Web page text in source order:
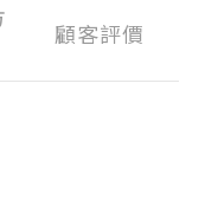
顧客評價